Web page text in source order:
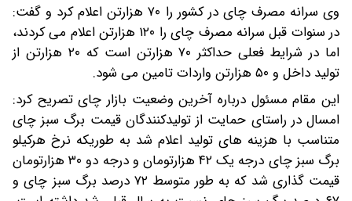
وی سرانه مصرف چای در کشور را ۷۰ هزارتن اعلام کرد و گفت:
در سنوات قبل سرانه مصرف چای را ۱۲۰ هزارتن اعلام می کردند،
اما در شرایط فعلی حداکثر ۷۰ هزارتن است که ۲۰ هزارتن از
تولید داخل و ۵۰ هزارتن واردات تامین می شود.
این مقام مسئول درباره آخرین وضعیت بازار چای تصریح کرد:
امسال در راستای حمایت از تولیدکنندگان قیمت برگ سبز چای
متناسب با هزینه های تولید اعلام شد به طوریکه نرخ هرکیلو
برگ سبز چای درجه یک ۴۲ هزارتومان و درجه دو ۳۰ هزارتومان
قیمت گذاری شد که به طور متوسط ۷۲ درصد برگ سبز چای و